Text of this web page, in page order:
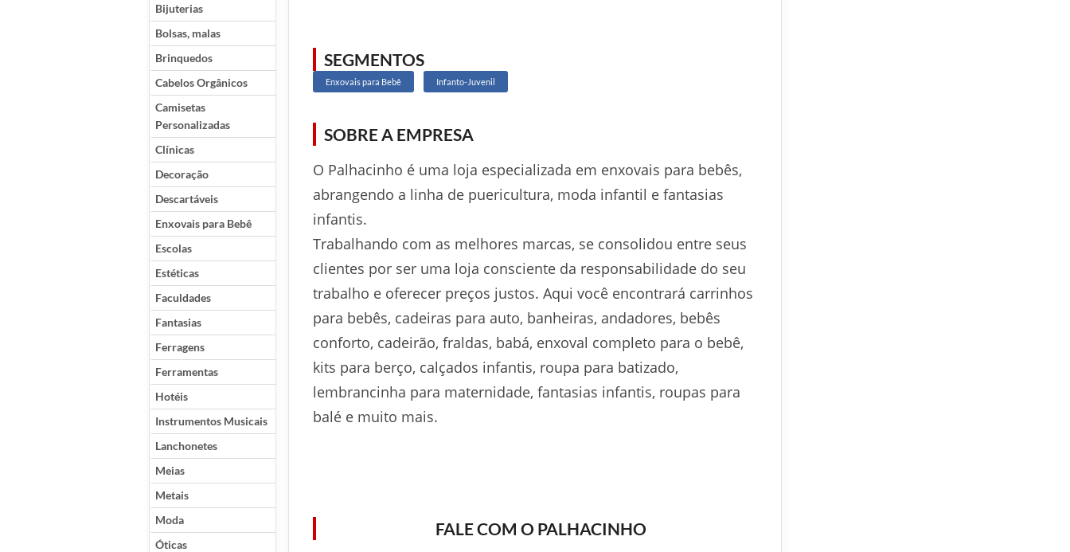
Bijuterias
Bolsas, malas
Brinquedos
Cabelos Orgânicos
Camisetas
Personalizadas
Clínicas
Decoração
Descartáveis
Enxovais para Bebê
Escolas
Estéticas
Faculdades
Fantasias
Ferragens
Ferramentas
Hotéis
Instrumentos Musicais
Lanchonetes
Meias
Metais
Moda
Óticas
SEGMENTOS
Enxovais para Bebê Infanto-Juvenil
SOBRE A EMPRESA
O Palhacinho é uma loja especializada em enxovais para bebês,
abrangendo a linha de puericultura, moda infantil e fantasias
infantis.
Trabalhando com as melhores marcas, se consolidou entre seus
clientes por ser uma loja consciente da responsabilidade do seu
trabalho e oferecer preços justos. Aqui você encontrará carrinhos
para bebês, cadeiras para auto, banheiras, andadores, bebês
conforto, cadeirão, fraldas, babá, enxoval completo para o bebê,
kits para berço, calçados infantis, roupa para batizado,
lembrancinha para maternidade, fantasias infantis, roupas para
balé e muito mais.
FALE COM O PALHACINHO